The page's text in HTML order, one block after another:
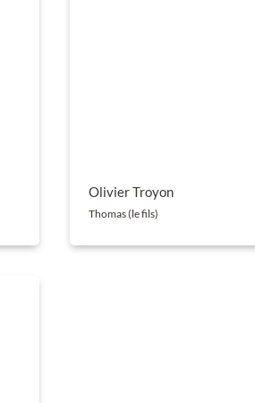
Olivier Troyon
Thomas (le fils)